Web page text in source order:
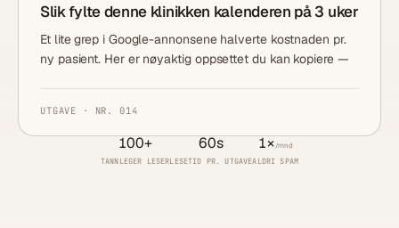
Slik fylte denne klinikken kalenderen på 3 uker
Et lite grep i Google-annonsene halverte kostnaden pr.
ny pasient. Her er nøyaktig oppsettet du kan kopiere —
UTGAVE · NR. 014
100+
TANNLEGER LESER
60s
LESETID PR. UTGAVE
1× /mnd
ALDRI SPAM